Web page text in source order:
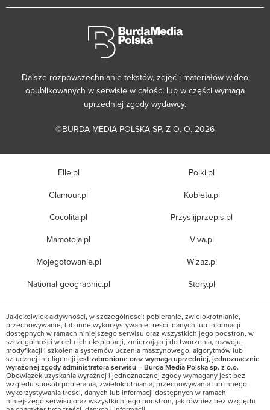
Dalsze rozpowszechnianie tekstów, zdjęć i materiałów wideo
opublikowanych w serwisie w całości lub w części wymaga
uprzedniej zgody wydawcy.
©BURDA MEDIA POLSKA SP. Z O. O. 2026
Elle.pl
Glamour.pl
Cocolita.pl
Mamotoja.pl
Mojegotowanie.pl
National-geographic.pl
Polki.pl
Kobieta.pl
Przyslijprzepis.pl
Viva.pl
Wizaz.pl
Story.pl
Jakiekolwiek aktywności, w szczególności: pobieranie, zwielokrotnianie,
przechowywanie, lub inne wykorzystywanie treści, danych lub informacji
dostępnych w ramach niniejszego serwisu oraz wszystkich jego podstron, w
szczególności w celu ich eksploracji, zmierzającej do tworzenia, rozwoju,
modyfikacji i szkolenia systemów uczenia maszynowego, algorytmów lub
sztucznej inteligencji jest zabronione oraz wymaga uprzedniej, jednoznacznie
wyrażonej zgody administratora serwisu – Burda Media Polska sp. z o.o.
Obowiązek uzyskania wyraźnej i jednoznacznej zgody wymagany jest bez
względu sposób pobierania, zwielokrotniania, przechowywania lub innego
wykorzystywania treści, danych lub informacji dostępnych w ramach
niniejszego serwisu oraz wszystkich jego podstron, jak również bez względu